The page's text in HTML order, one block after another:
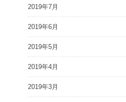
2019年7月
2019年6月
2019年5月
2019年4月
2019年3月